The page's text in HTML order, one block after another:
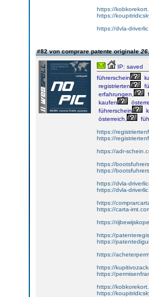
https://
https://
https://dvla-
#82 von comprare patente originale
IP: saved
führerschein
registrierten
erfahrungen,
kaufen
führerschein
österreich,
https://
https://
https://adr-
https://
https://
https://dvla-
https://dvla-
https://
https://carta-
https://
https://
https://
https://
https://
https://
https://
https://